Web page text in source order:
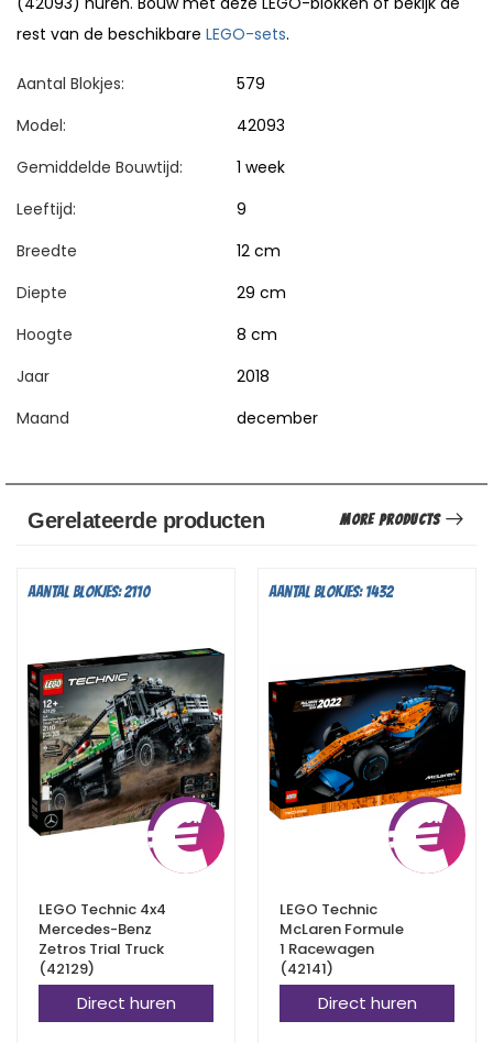
rest van de beschikbare LEGO-sets.
Aantal Blokjes:
579
Model:
42093
Gemiddelde Bouwtijd:
1 week
Leeftijd:
9
Breedte
12 cm
Diepte
29 cm
Hoogte
8 cm
Jaar
2018
Maand
december
Gerelateerde producten More Products
Aantal blokjes: 2110
€10,75
LEGO Technic 4x4
Mercedes-Benz
Zetros Trial Truck
(42129)
Direct huren
Aantal blokjes: 1432
€
LEGO Technic
McLaren Formule
1 Racewagen
(42141)
Direct huren